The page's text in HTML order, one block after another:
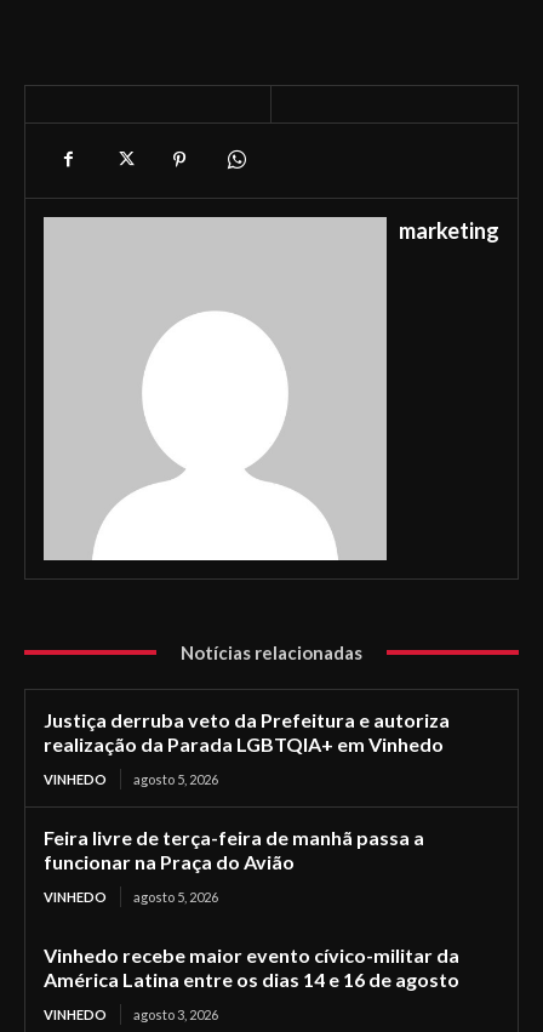
marketing
Notícias relacionadas
Justiça derruba veto da Prefeitura e autoriza
realização da Parada LGBTQIA+ em Vinhedo
VINHEDO agosto 5, 2026
Feira livre de terça-feira de manhã passa a
funcionar na Praça do Avião
VINHEDO agosto 5, 2026
Vinhedo recebe maior evento cívico-militar da
América Latina entre os dias 14 e 16 de agosto
VINHEDO agosto 3, 2026